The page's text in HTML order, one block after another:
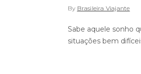
By Brasileira Viajante
Sabe aquele sonho
situações bem